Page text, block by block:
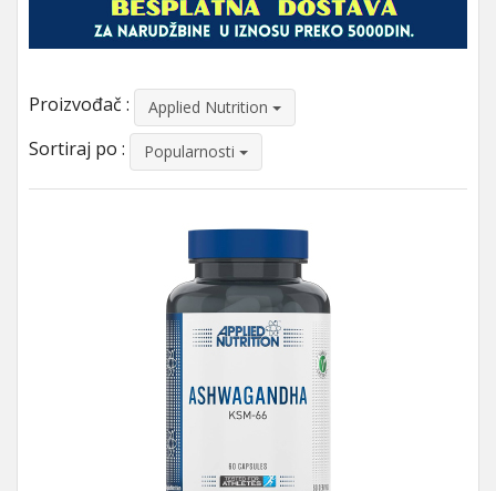
Proizvođač : Applied Nutrition
Sortiraj po : Popularnosti